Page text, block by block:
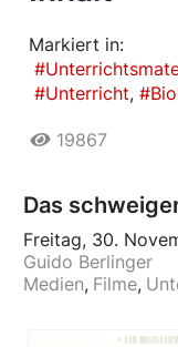
Markiert in:
Unterricht
19867
Das
Freitag, 30.
Guido Berlinger
Medien Filme